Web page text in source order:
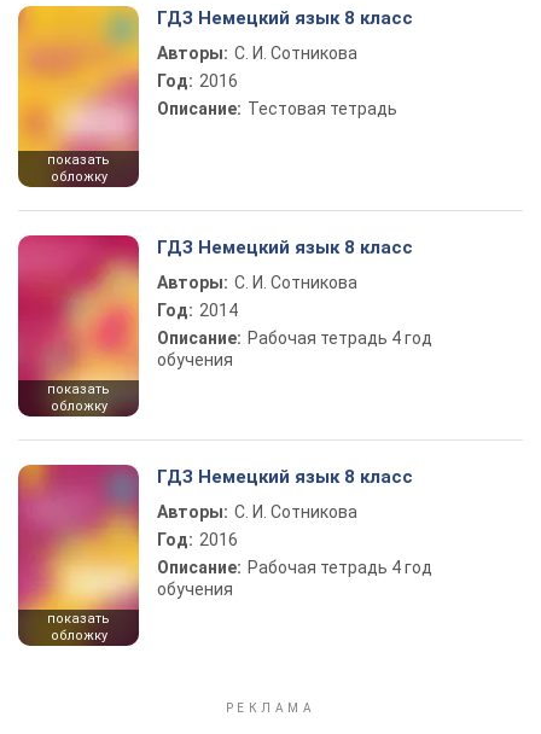
показать
обложку
ГДЗ Немецкий язык 8 класс
Авторы: С. И. Сотникова
Год: 2016
Описание: Тестовая тетрадь
показать
обложку
ГДЗ Немецкий язык 8 класс
Авторы: С. И. Сотникова
Год: 2014
Описание: Рабочая тетрадь 4 год
обучения
показать
обложку
ГДЗ Немецкий язык 8 класс
Авторы: С. И. Сотникова
Год: 2016
Описание: Рабочая тетрадь 4 год
обучения